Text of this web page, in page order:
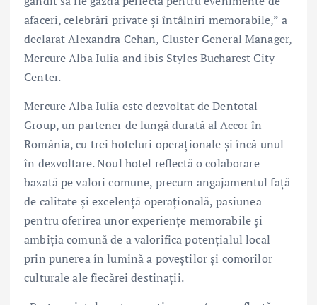
afaceri, celebrări private și întâlniri memorabile,” a
declarat Alexandra Cehan, Cluster General Manager,
Mercure Alba Iulia and ibis Styles Bucharest City
Center.
Mercure Alba Iulia este dezvoltat de Dentotal
Group, un partener de lungă durată al Accor în
România, cu trei hoteluri operaționale și încă unul
în dezvoltare. Noul hotel reflectă o colaborare
bazată pe valori comune, precum angajamentul față
de calitate și excelență operațională, pasiunea
pentru oferirea unor experiențe memorabile și
ambiția comună de a valorifica potențialul local
prin punerea în lumină a poveștilor și comorilor
culturale ale fiecărei destinații.